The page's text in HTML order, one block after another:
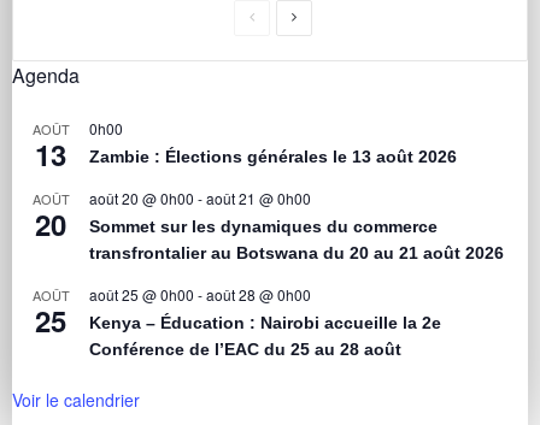
Agenda
AOÛT
13
0h00
Zambie : Élections générales le 13 août 2026
AOÛT
20
août 20 @ 0h00 -août 21 @ 0h00
Sommet sur les dynamiques du commerce
transfrontalier au Botswana du 20 au 21 août 2026
AOÛT
25
août 25 @ 0h00 -août 28 @ 0h00
Kenya – Éducation : Nairobi accueille la 2e
Conférence de l’EAC du 25 au 28 août
Voir le calendrier